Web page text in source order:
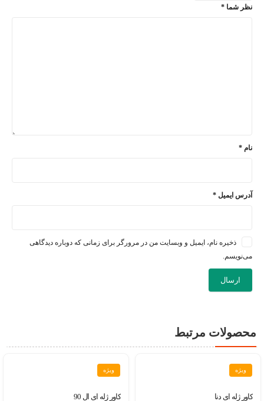
نظر شما *
نام *
آدرس ایمیل *
ذخیره نام، ایمیل و وبسایت من در مرورگر برای زمانی که دوباره دیدگاهی
می‌نویسم.
محصولات مرتبط
ویژه
کاور ژله ای دنا
ویژه
کاور ژله ای ال 90